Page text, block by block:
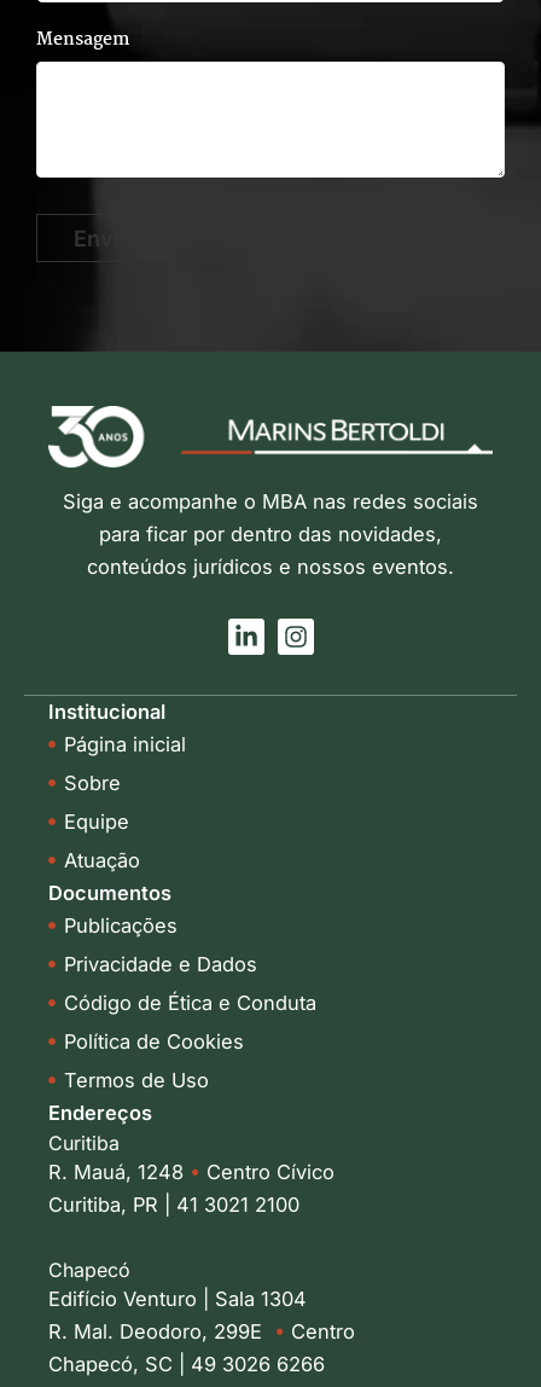
Mensagem
Enviar
Siga e acompanhe o MBA nas redes sociais
para ficar por dentro das novidades,
conteúdos jurídicos e nossos eventos.
L
i
k
I
n
t
Institucional
Página inicial
Sobre
Equipe
Atuação
Documentos
Publicações
Privacidade e Dados
Código de Ética e Conduta
Política de Cookies
Termos de Uso
Endereços
Curitiba
R. Mauá, 1248 • Centro Cívico
Curitiba, PR | 41 3021 2100
Chapecó
Edifício Venturo | Sala 1304
R. Mal. Deodoro, 299E • Centro
Chapecó, SC | 49 3026 6266